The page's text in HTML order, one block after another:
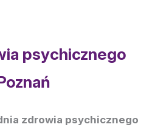
psychicznego
zdrowia psychicznego